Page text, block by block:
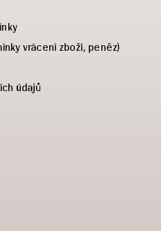
vrácení zboží, peněz)
údajů